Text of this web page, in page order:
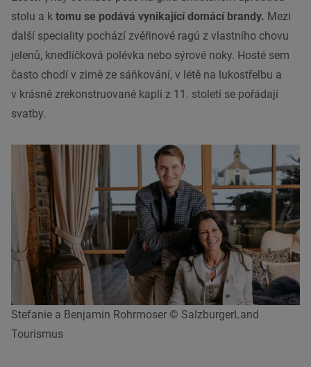
stolu a k tomu se podává vynikající domácí brandy. Mezi
další speciality pochází zvěřinové ragú z vlastního chovu
jelenů, knedlíčková polévka nebo sýrové noky. Hosté sem
často chodí v zimě ze sáňkování, v létě na lukostřelbu a
v krásně zrekonstruované kapli z 11. století se pořádají
svatby.
Stefanie a Benjamin Rohrmoser © SalzburgerLand
Tourismus